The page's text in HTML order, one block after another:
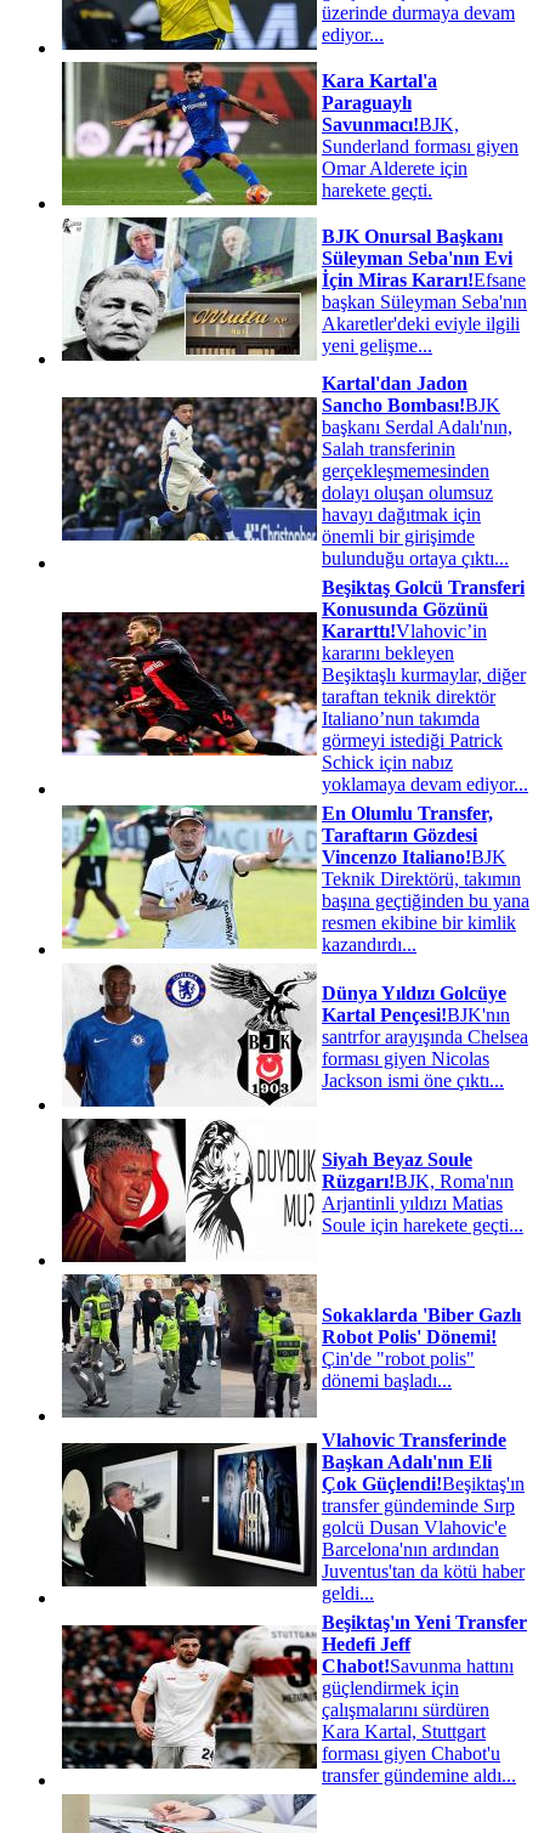
üzerinde durmaya devam
ediyor...
Kara Kartal'a
Paraguaylı
Savunmacı!BJK,
Sunderland forması giyen
Omar Alderete için
harekete geçti.
BJK Onursal Başkanı
Süleyman Seba'nın Evi
İçin Miras Kararı!Efsane
başkan Süleyman Seba'nın
Akaretler'deki eviyle ilgili
yeni gelişme...
Kartal'dan Jadon
Sancho Bombası!BJK
başkanı Serdal Adalı'nın,
Salah transferinin
gerçekleşmemesinden
dolayı oluşan olumsuz
havayı dağıtmak için
önemli bir girişimde
bulunduğu ortaya çıktı...
Beşiktaş Golcü Transferi
Konusunda Gözünü
Kararttı!Vlahovic’in
kararını bekleyen
Beşiktaşlı kurmaylar, diğer
taraftan teknik direktör
Italiano’nun takımda
görmeyi istediği Patrick
Schick için nabız
yoklamaya devam ediyor...
En Olumlu Transfer,
Taraftarın Gözdesi
Vincenzo Italiano!BJK
Teknik Direktörü, takımın
başına geçtiğinden bu yana
resmen ekibine bir kimlik
kazandırdı...
Dünya Yıldızı Golcüye
Kartal Pençesi!BJK'nın
santrfor arayışında Chelsea
forması giyen Nicolas
Jackson ismi öne çıktı...
Siyah Beyaz Soule
Rüzgarı!BJK, Roma'nın
Arjantinli yıldızı Matias
Soule için harekete geçti...
Sokaklarda 'Biber Gazlı
Robot Polis' Dönemi!
Çin'de "robot polis"
dönemi başladı...
Vlahovic Transferinde
Başkan Adalı'nın Eli
Çok Güçlendi!Beşiktaş'ın
transfer gündeminde Sırp
golcü Dusan Vlahovic'e
Barcelona'nın ardından
Juventus'tan da kötü haber
geldi...
Beşiktaş'ın Yeni Transfer
Hedefi Jeff
Chabot!Savunma hattını
güçlendirmek için
çalışmalarını sürdüren
Kara Kartal, Stuttgart
forması giyen Chabot'u
transfer gündemine aldı...